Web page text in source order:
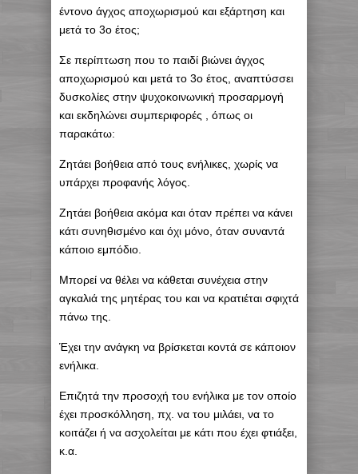
έντονο άγχος αποχωρισμού και εξάρτηση και
μετά το 3ο έτος;
Σε περίπτωση που το παιδί βιώνει άγχος
αποχωρισμού και μετά το 3ο έτος, αναπτύσσει
δυσκολίες στην ψυχοκοινωνική προσαρμογή
και εκδηλώνει συμπεριφορές , όπως οι
παρακάτω:
Ζητάει βοήθεια από τους ενήλικες, χωρίς να
υπάρχει προφανής λόγος.
Ζητάει βοήθεια ακόμα και όταν πρέπει να κάνει
κάτι συνηθισμένο και όχι μόνο, όταν συναντά
κάποιο εμπόδιο.
Μπορεί να θέλει να κάθεται συνέχεια στην
αγκαλιά της μητέρας του και να κρατιέται σφιχτά
πάνω της.
Έχει την ανάγκη να βρίσκεται κοντά σε κάποιον
ενήλικα.
Επιζητά την προσοχή του ενήλικα με τον οποίο
έχει προσκόλληση, πχ. να του μιλάει, να το
κοιτάζει ή να ασχολείται με κάτι που έχει φτιάξει,
κ.α.